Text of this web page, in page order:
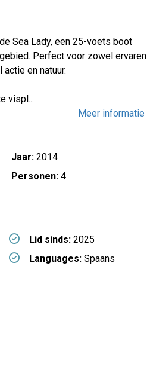
Sea Lady, een 25-voets boot
Perfect voor zowel ervaren
en natuur.
vispl...
Meer informatie
Jaar:2014
Personen:4
Lid sinds:2025
Languages:Spaans